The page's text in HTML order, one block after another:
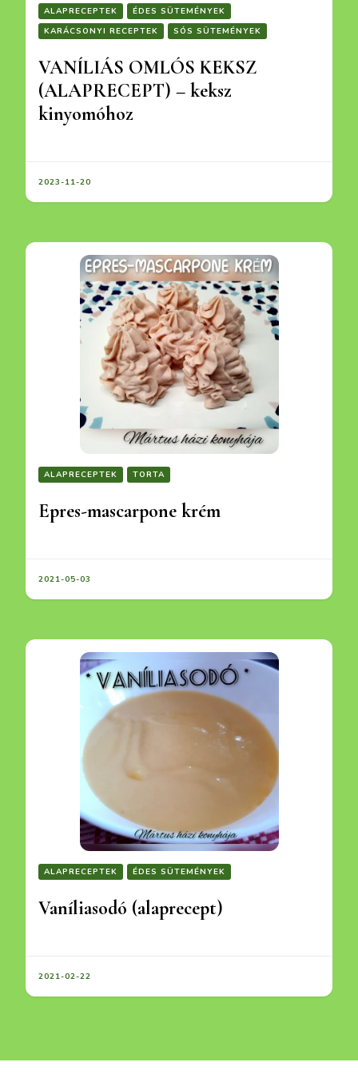
ALAPRECEPTEK
ÉDES SÜTEMÉNYEK
KARÁCSONYI RECEPTEK
SÓS SÜTEMÉNYEK
VANÍLIÁS OMLÓS KEKSZ
(ALAPRECEPT) – keksz
kinyomóhoz
2023-11-20
ALAPRECEPTEK TORTA
Epres-mascarpone krém
2021-05-03
ALAPRECEPTEK ÉDES SÜTEMÉNYEK
Vaníliasodó (alaprecept)
2021-02-22